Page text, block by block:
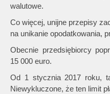
walutowe.
Co więcej, unijne przepisy
na unikanie opodatkowania,
Obecnie przedsiębiorcy
15 000 euro.
Od 1 stycznia 2017 roku,
Niewykluczone, że ten limit